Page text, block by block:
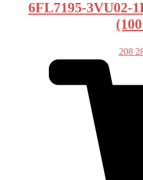
6FL7195-3VU02-
208